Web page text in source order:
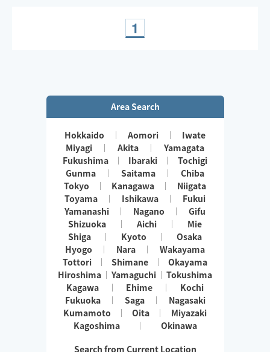
1
Area Search
Hokkaido Aomori
Iwate
Miyagi
Akita
Yamagata
Fukushima
Ibaraki
Tochigi
Gunma
Saitama
Chiba
Tokyo
Kanagawa
Niigata
Toyama
Ishikawa
Fukui
Yamanashi
Nagano
Gifu
Shizuoka
Aichi
Mie
Shiga
Kyoto
Osaka
Hyogo
Nara
Wakayama
Tottori
Shimane
Okayama
Hiroshima
Yamaguchi
Tokushima
Kagawa
Ehime
Kochi
Fukuoka
Saga
Nagasaki
Kumamoto
Oita
Miyazaki
Kagoshima
Okinawa
Search from Current Location